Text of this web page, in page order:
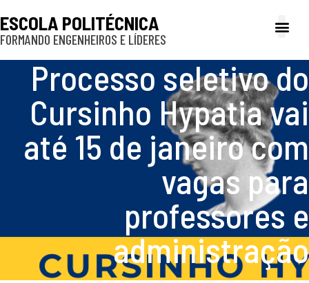
ESCOLA POLITÉCNICA
FORMANDO ENGENHEIROS E LÍDERES
Processo seletivo do
Cursinho Hypatia vai
até 15 de janeiro com
vagas para
professores e
administração